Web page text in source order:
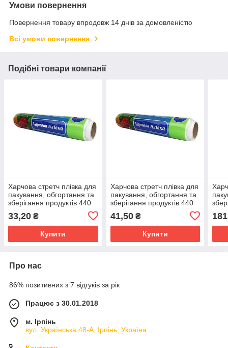
Умови повернення
Повернення товару впродовж 14 днів за домовленістю
Всі умови повернення
Подібні товари компанії
Харчова стретч плівка для
пакування, обгортання та
зберігання продуктів 440
мм * 20 метрів FreePack
33,20 ₴
Купити
Харчова стретч плівка для
пакування, обгортання та
зберігання продуктів 440
мм * 30 метрів FreePack
41,50₴
Купити
Про нас
86% позитивних з 7 відгуків за рік
Працює з 30.01.2018
м. Ірпінь
вул. Українська 48-А, Ірпінь, Україна